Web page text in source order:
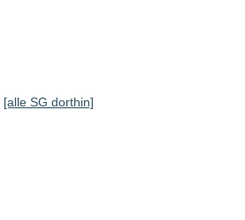
[alle SG dorthin]